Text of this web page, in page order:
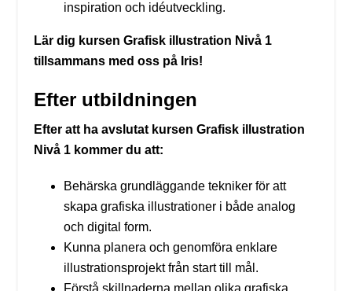
inspiration och idéutveckling.
Lär dig kursen Grafisk illustration Nivå 1
tillsammans med oss på Iris!
Efter utbildningen
Efter att ha avslutat kursen Grafisk illustration
Nivå 1 kommer du att:
Behärska grundläggande tekniker för att
skapa grafiska illustrationer i både analog
och digital form.
Kunna planera och genomföra enklare
illustrationsprojekt från start till mål.
Förstå skillnaderna mellan olika grafiska